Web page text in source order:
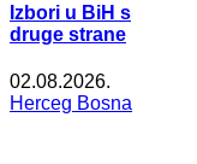
Izbori u BiH s
druge strane
02.08.2026.
Herceg Bosna